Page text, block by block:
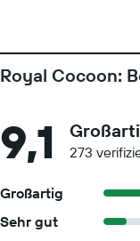
Royal Cocoon:
9,1 273
Großartig
Sehr gut